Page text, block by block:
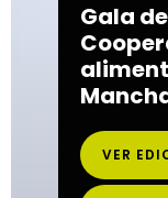
Gala
VER